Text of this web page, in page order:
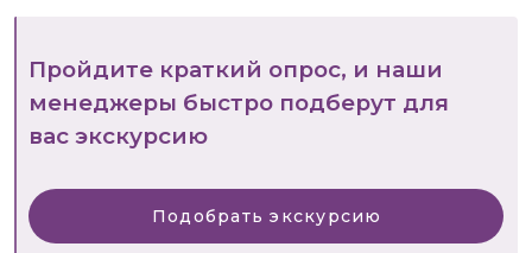
Пройдите краткий опрос, и наши
менеджеры быстро подберут для
вас экскурсию
Подобрать экскурсию